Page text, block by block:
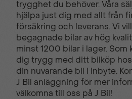
Backstartshjälp
Broms-assistans
Delbart baksäte
trygghet du behöver. Våra
hjälpa just dig med allt från
försäkring och leverans. Vi
begagnade bilar av hög
minst 1200 bilar i lager. Som
dig trygg med ditt bilköp hos
din nuvarande bil i inbyte.
J Bil anläggning för mer
välkomna till oss på J Bil!